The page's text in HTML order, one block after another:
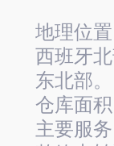
地理位
西班牙
东北部。
仓库面积
主要服